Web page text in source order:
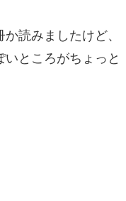
読みましたけど、
ところがちょっと